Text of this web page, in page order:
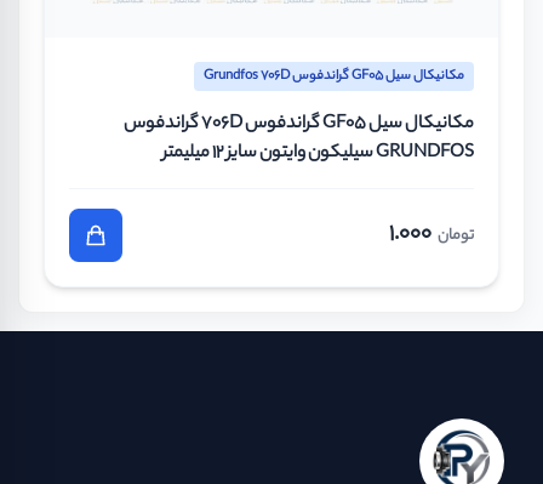
مکانیکال سیل GF05 گراندفوس Grundfos 706D
مکانیکال سیل GF05 گراندفوس 706D گراندفوس
GRUNDFOS سیلیکون وایتون سایز 12 میلیمتر
تومان 1.000